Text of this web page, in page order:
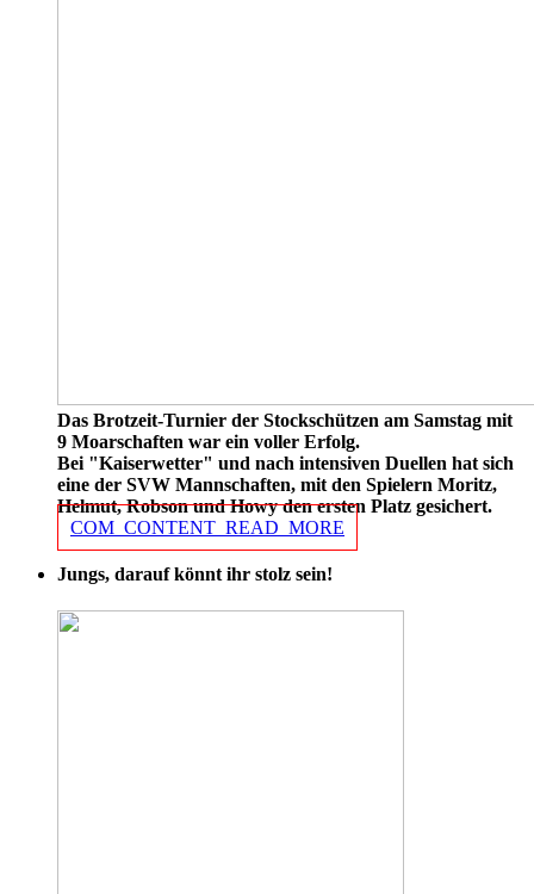
Das Brotzeit-Turnier der Stockschützen am Samstag mit
9 Moarschaften war ein voller Erfolg.
Bei "Kaiserwetter" und nach intensiven Duellen hat sich
eine der SVW Mannschaften, mit den Spielern Moritz,
Helmut, Robson und Howy den ersten Platz gesichert.
COM_CONTENT_READ_MORE
Jungs, darauf könnt ihr stolz sein!